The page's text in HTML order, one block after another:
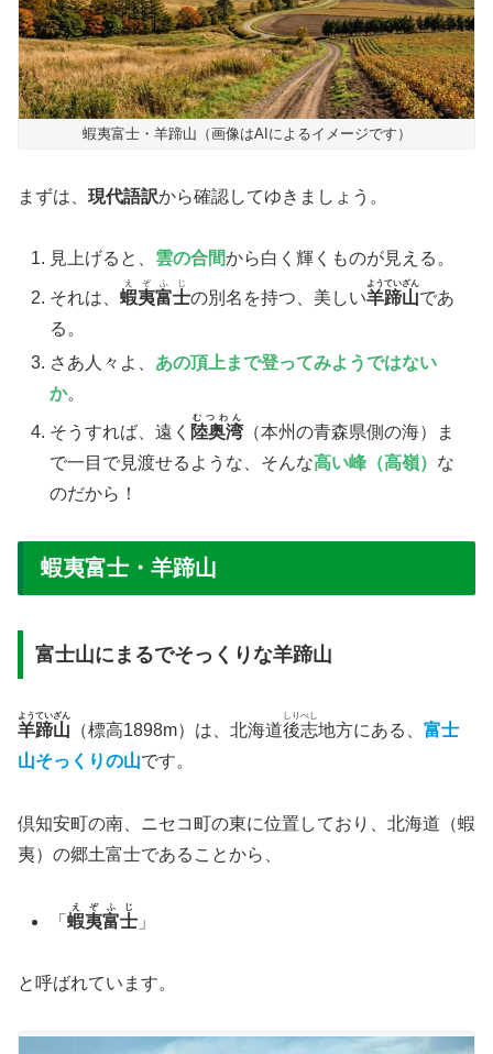
蝦夷富士・羊蹄山（画像はAIによるイメージです）
まずは、 現代語訳から確認してゆきましょう。
​見上げると、 雲の合間から白く輝くものが見える。
​それは、蝦夷富士
えぞふじ
の別名を持つ、美しい羊蹄山
ようていざん
であ
る。
​さあ人々よ、 あの頂上まで登ってみようではない
か。
​そうすれば、遠く 陸奥湾
むつわん
（本州の青森県側の海）ま
で一目で見渡せるような、そんな高い峰（高嶺） な
のだから！
蝦夷富士・羊蹄山
富士山にまるでそっくりな羊蹄山
羊蹄山
ようていざん
（標高1898m）は、北海道後志
しりべし
地方にある、 富士
山そっくりの山です。
倶知安町の南、ニセコ町の東に位置しており、北海道（蝦
夷）の郷土富士であることから、
「蝦夷富士
えぞふじ
」
と呼ばれています。